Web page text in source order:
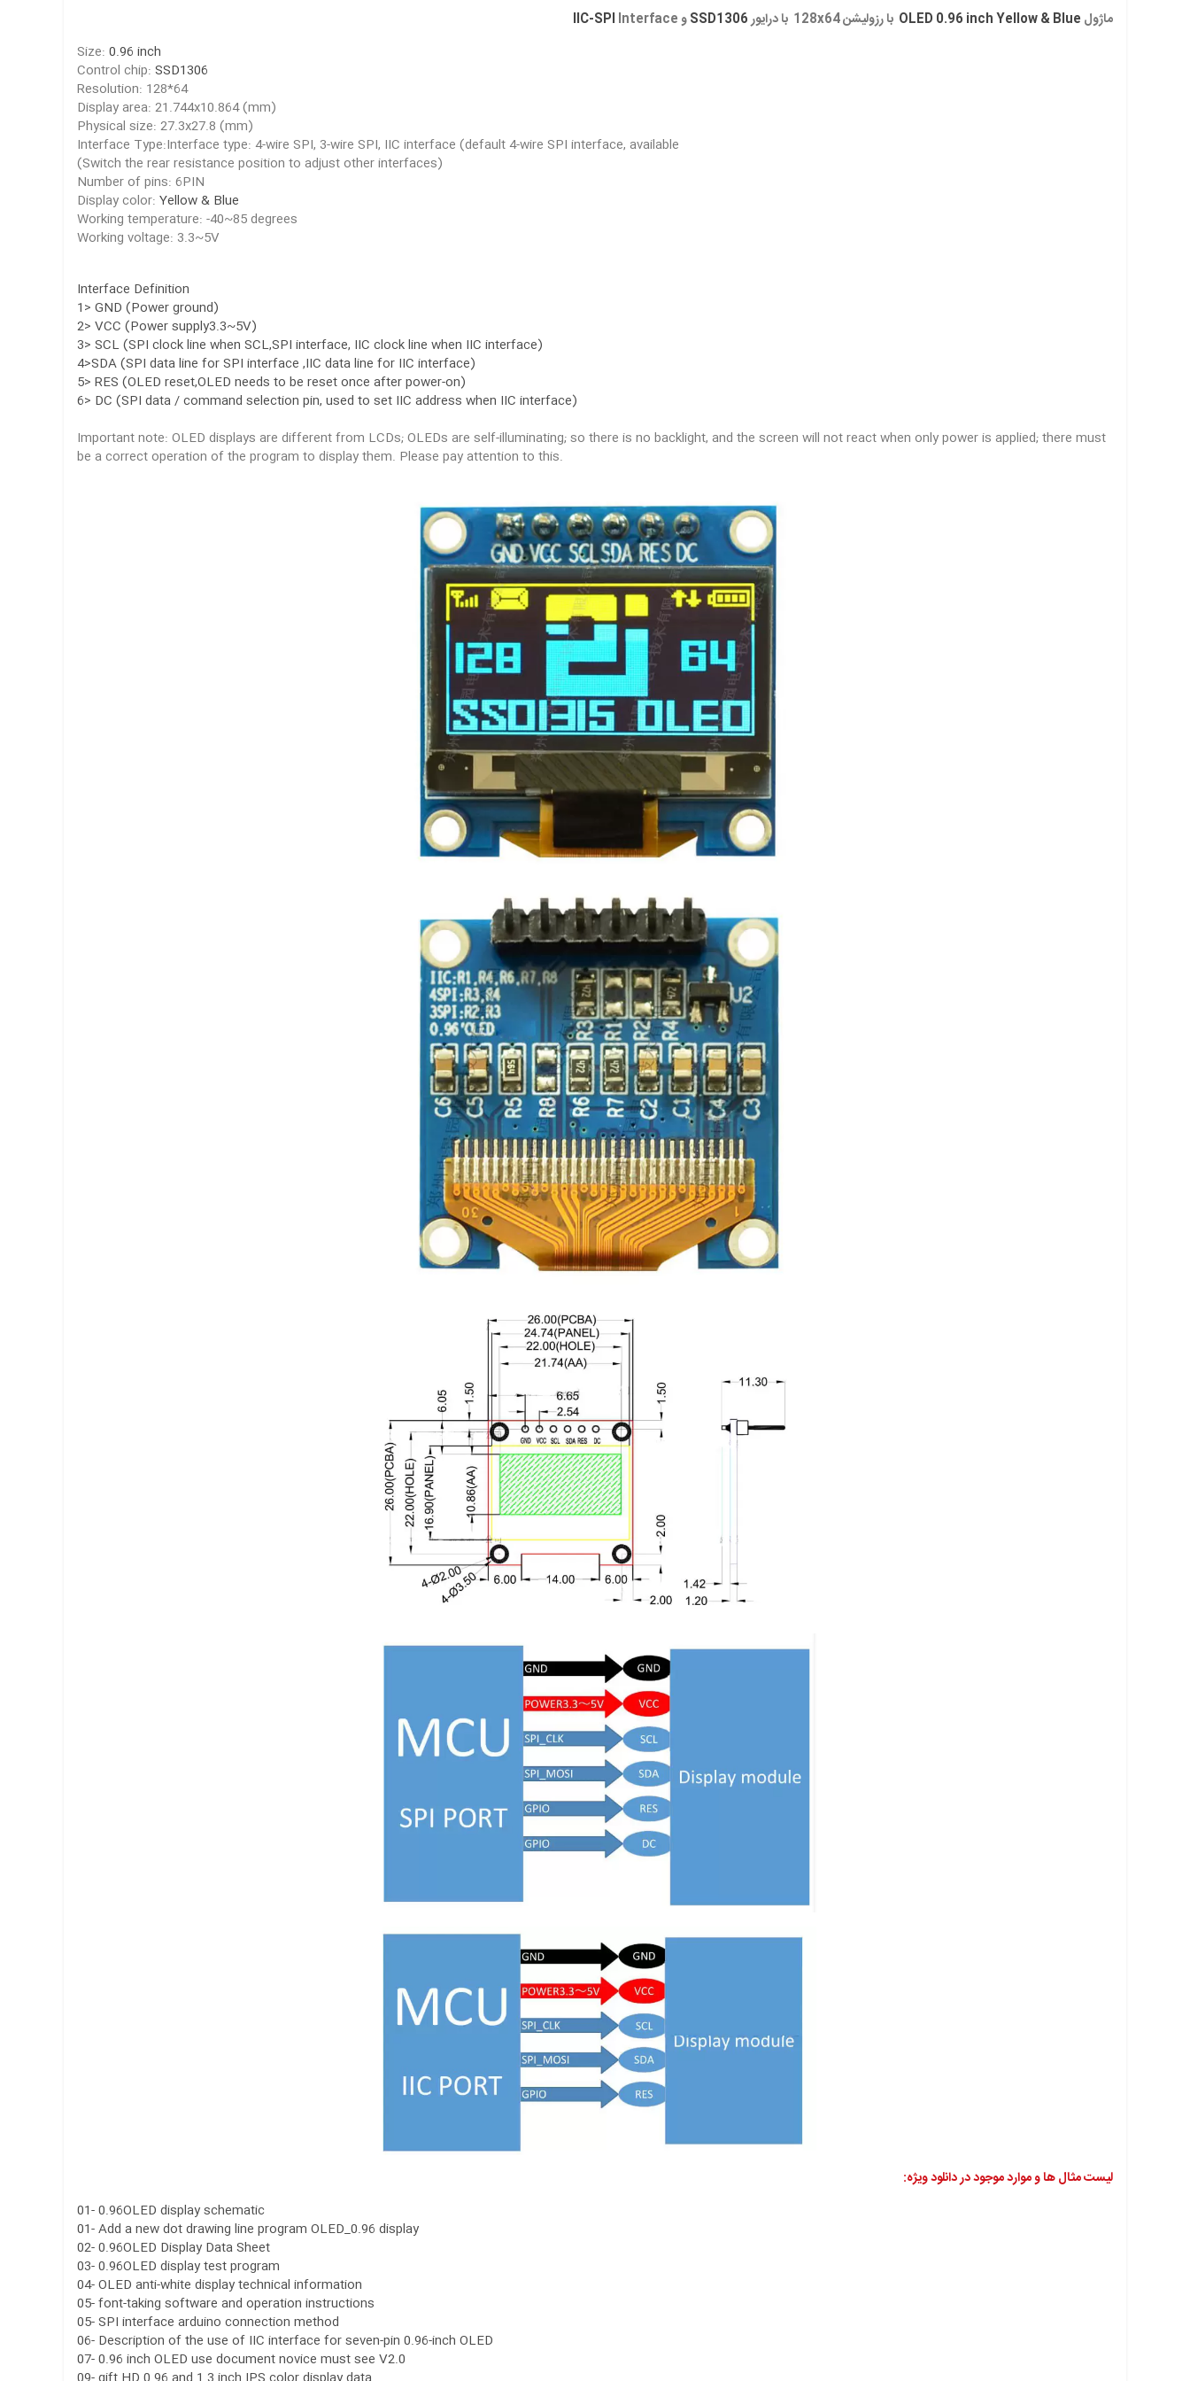
ماژول OLED 0.96 inch Yellow & Blue با رزولیشن128x64 با درایورSSD1306و IIC-SPI Interface
Size: 0.96 inch
Control chip: SSD1306
Resolution: 128*64
Display area: 21.744x10.864 (mm)
Physical size: 27.3x27.8 (mm)
Interface Type:Interface type: 4-wire SPI, 3-wire SPI, IIC interface (default 4-wire SPI interface, available
(Switch the rear resistance position to adjust other interfaces)
Number of pins: 6PIN
Display color: Yellow & Blue
Working temperature: -40~85 degrees
Working voltage: 3.3~5V
Interface Definition
1> GND (Power ground)
2> VCC (Power supply3.3~5V)
3> SCL (SPI clock line when SCL,SPI interface, IIC clock line when IIC interface)
4>SDA (SPI data line for SPI interface ,IIC data line for IIC interface)
5> RES (OLED reset,OLED needs to be reset once after power-on)
6> DC (SPI data / command selection pin, used to set IIC address when IIC interface)
Important note: OLED displays are different from LCDs; OLEDs are self-illuminating; so there is no backlight, and the screen will not react when only power is applied; there must
be a correct operation of the program to display them. Please pay attention to this.
لیست مثال ها و موارد موجود در دانلود ویژه:
01- 0.96OLED display schematic
01- Add a new dot drawing line program OLED_0.96 display
02- 0.96OLED Display Data Sheet
03- 0.96OLED display test program
04- OLED anti-white display technical information
05- font-taking software and operation instructions
05- SPI interface arduino connection method
06- Description of the use of IIC interface for seven-pin 0.96-inch OLED
07- 0.96 inch OLED use document novice must see V2.0